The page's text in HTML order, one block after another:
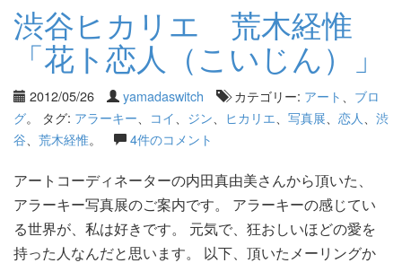
渋谷ヒカリエ 荒木経惟
「花ト恋人（こいじん）」
2012/05/26 yamadaswitch カテゴリー: アート
ブロ
グ。 タグ: アラーキー コイ ジン ヒカリエ 写真展 恋人
渋
谷
荒木経惟。 4件のコメント
アートコーディネーターの内田真由美さんから頂いた、
アラーキー写真展のご案内です。 アラーキーの感じてい
る世界が、私は好きです。 元気で、狂おしいほどの愛を
持った人なんだと思います。 以下、頂いたメーリングか